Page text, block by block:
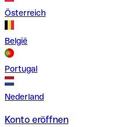
Österreich
België
Portugal
Nederland
Konto eröffnen